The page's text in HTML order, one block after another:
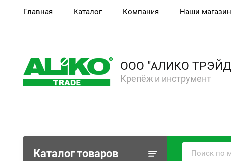
Главная Каталог Компания Наши
ООО "АЛИКО
Крепёж и инструмент
Каталог товаров